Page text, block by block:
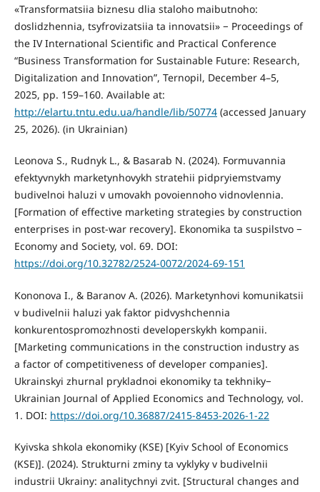
«Transformatsiia biznesu dlia staloho maibutnoho:
doslidzhennia, tsyfrovizatsiia ta innovatsii» − Proceedings of
the IV International Scientific and Practical Conference
“Business Transformation for Sustainable Future: Research,
Digitalization and Innovation”, Ternopil, December 4–5,
2025, pp. 159–160. Available at:
http://elartu.tntu.edu.ua/handle/lib/50774(accessed January
25, 2026). (in Ukrainian)
Leonova S., Rudnyk L., & Basarab N. (2024). Formuvannia
efektyvnykh marketynhovykh stratehii pidpryiemstvamy
budivelnoi haluzi v umovakh povoiennoho vidnovlennia.
[Formation of effective marketing strategies by construction
enterprises in post-war recovery]. Ekonomika ta suspilstvo −
Economy and Society, vol. 69. DOI:
https://doi.org/10.32782/2524-0072/2024-69-151
Kononova I., & Baranov A. (2026). Marketynhovi komunikatsii
v budivelnii haluzi yak faktor pidvyshchennia
konkurentospromozhnosti developerskykh kompanii.
[Marketing communications in the construction industry as
a factor of competitiveness of developer companies].
Ukrainskyi zhurnal prykladnoi ekonomiky ta tekhniky−
Ukrainian Journal of Applied Economics and Technology, vol.
1. DOI: https://doi.org/10.36887/2415-8453-2026-1-22
Kyivska shkola ekonomiky (KSE) [Kyiv School of Economics
(KSE)]. (2024). Strukturni zminy ta vyklyky v budivelnii
industrii Ukrainy: analitychnyi zvit. [Structural changes and